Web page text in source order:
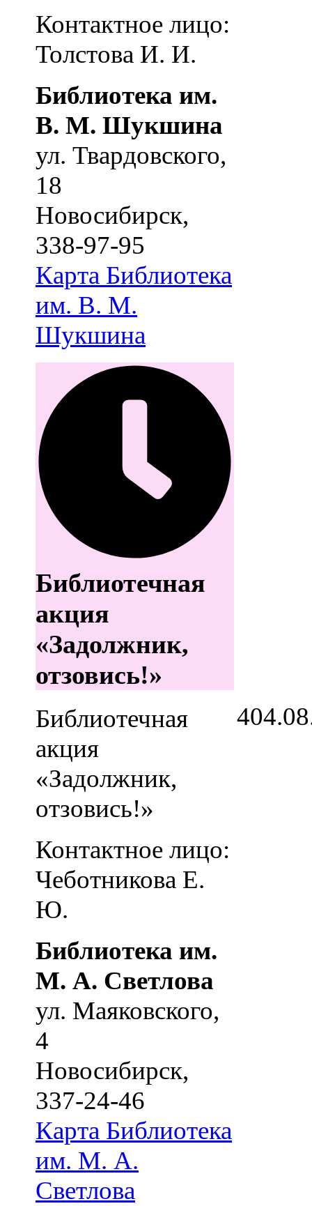
Контактное лицо:
Толстова И. И.
Библиотека им.
В. М. Шукшина
ул. Твардовского,
18
Новосибирск,
338-97-95
Карта Библиотека
им. В. М.
Шукшина
Библиотечная
акция
«Задолжник,
отзовись!»
Библиотечная
акция
«Задолжник,
отзовись!»
Контактное лицо:
Чеботникова Е.
Ю.
Библиотека им.
М. А. Светлова
ул. Маяковского,
4
Новосибирск,
337-24-46
Карта Библиотека
им. М. А.
Светлова
4